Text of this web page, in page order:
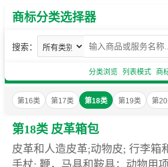
商标分类选择器
搜索：
分类浏览 列表模式 商
第16类 第17类 第18类 第19类 第
第18类 皮革箱包
皮革和人造皮革;动物皮; 行李箱
手杖; 鞭，马具和鞍具；动物用